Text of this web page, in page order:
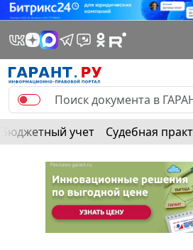
Бюджетный учет Судебная